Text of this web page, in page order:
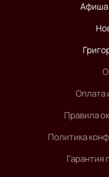
Афиша
Оплата
Правила
Политика
Гарантия